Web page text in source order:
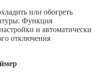
или обогреть
Функция
и автоматически
отключения